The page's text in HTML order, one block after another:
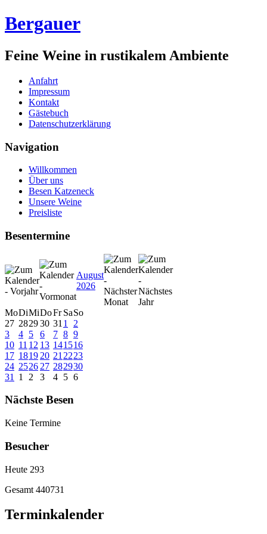
Bergauer
Feine Weine in rustikalem Ambiente
Anfahrt
Impressum
Kontakt
Gästebuch
Datenschutzerklärung
Navigation
Willkommen
Über uns
Besen Katzeneck
Unsere Weine
Preisliste
Besentermine
August
2026
MoDiMiDoFr SaSo
27 282930 31 1
2
3
4 5 6 7 8 9
10 11 12 13 141516
17 1819 20 21 2223
24 2526 27 282930
31
1 2 3 4 5 6
Nächste Besen
Keine Termine
Besucher
Heute 293
Gesamt 440731
Terminkalender